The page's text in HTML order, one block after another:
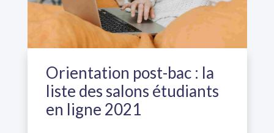
Orientation post-bac : la
liste des salons étudiants
en ligne 2021